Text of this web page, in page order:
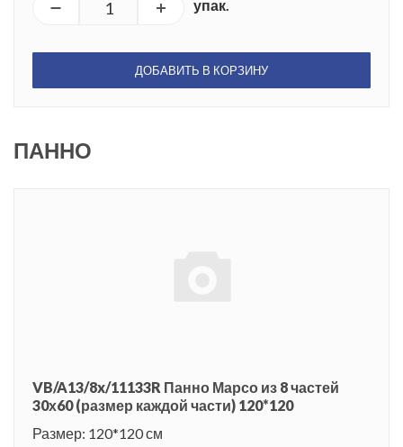
упак.
ДОБАВИТЬ В КОРЗИНУ
ПАННО
VB/A13/8x/11133R Панно Марсо из 8 частей
30х60 (размер каждой части) 120*120
Размер: 120*120 см